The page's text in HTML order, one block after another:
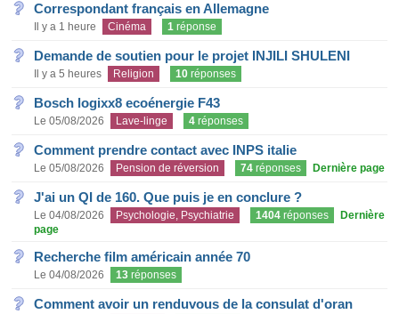
Correspondant français en Allemagne
Il y a 1 heure Cinéma 1 réponse
Demande de soutien pour le projet INJILI SHULENI
Il y a 5 heures Religion 10 réponses
Bosch logixx8 ecoénergie F43
Le 05/08/2026 Lave-linge 4 réponses
Comment prendre contact avec INPS italie
Le 05/08/2026 Pension de réversion 74 réponses Dernière page
J'ai un QI de 160. Que puis je en conclure ?
Le 04/08/2026 Psychologie, Psychiatrie 1404 réponses
Dernière
page
Recherche film américain année 70
Le 04/08/2026 13 réponses
Comment avoir un renduvous de la consulat d'oran